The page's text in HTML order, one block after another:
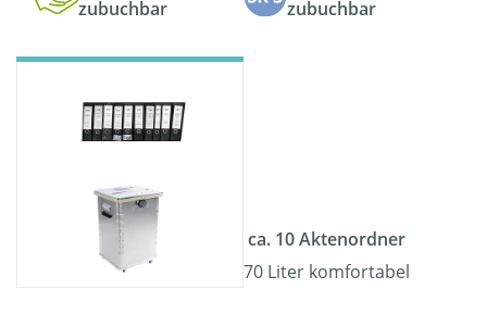
zubuchbar
zubuchbar
ca. 10 Aktenordner
70 Liter komfortabel